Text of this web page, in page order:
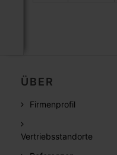
ÜBER
Firmenprofil
Vertriebsstandorte